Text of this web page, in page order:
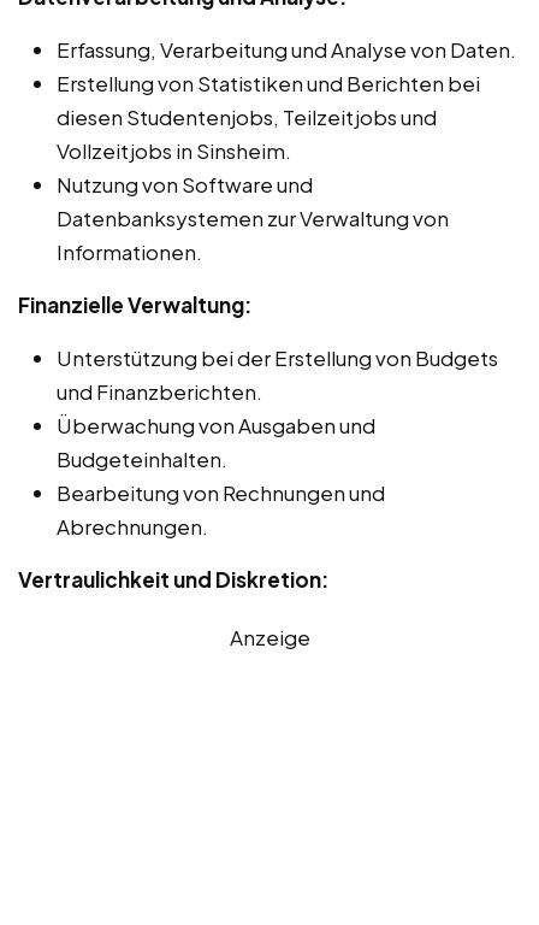
Erfassung, Verarbeitung und Analyse von Daten.
Erstellung von Statistiken und Berichten bei
diesen Studentenjobs, Teilzeitjobs und
Vollzeitjobs in Sinsheim.
Nutzung von Software und
Datenbanksystemen zur Verwaltung von
Informationen.
Finanzielle Verwaltung:
Unterstützung bei der Erstellung von Budgets
und Finanzberichten.
Überwachung von Ausgaben und
Budgeteinhalten.
Bearbeitung von Rechnungen und
Abrechnungen.
Vertraulichkeit und Diskretion:
Anzeige